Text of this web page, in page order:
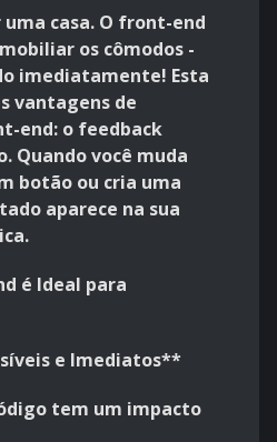
casa. O front-end
os cômodos -
imediatamente! Esta
vantagens de
end: o feedback
Quando você muda
botão ou cria uma
aparece na sua
é Ideal para
e Imediatos**
tem um impacto